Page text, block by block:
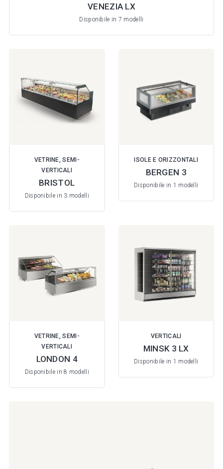
VENEZIA LX
Disponibile in 7 modelli
VETRINE, SEMI-
VERTICALI
BRISTOL
Disponibile in 3 modelli
ISOLE E ORIZZONTALI
BERGEN 3
Disponibile in 1 modelli
VETRINE, SEMI-
VERTICALI
LONDON 4
Disponibile in 8 modelli
VERTICALI
MINSK 3 LX
Disponibile in 1 modelli